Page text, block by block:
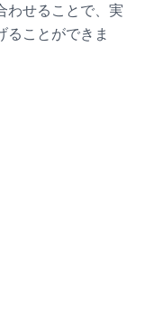
わせることで、実
ることができま